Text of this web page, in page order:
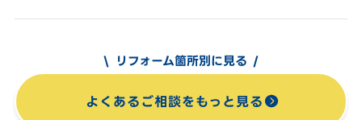
リフォーム箇所別に見る
よくあるご相談をもっと見る